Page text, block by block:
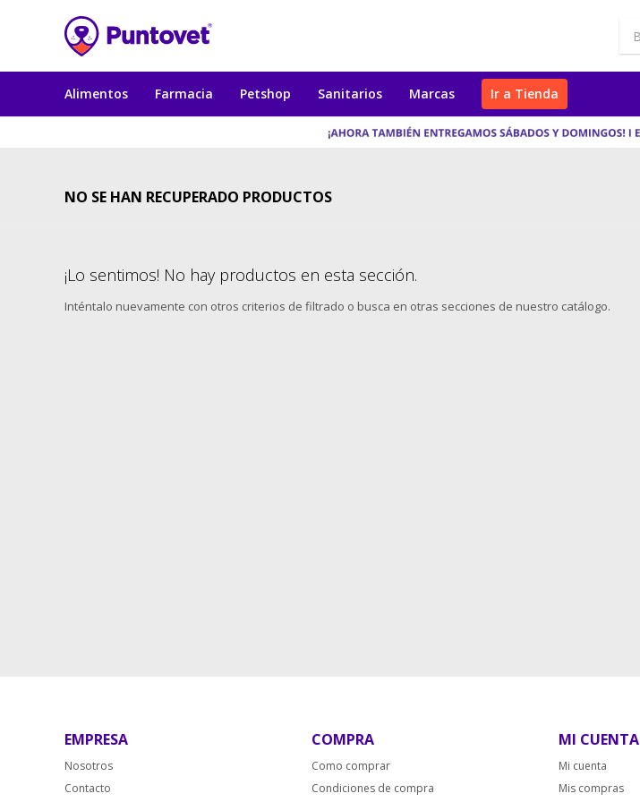
Alimentos Farmacia Petshop Sanitarios Marcas Ir a Tienda
NO SE HAN RECUPERADO PRODUCTOS
¡Lo sentimos! No hay productos en esta sección.
Inténtalo nuevamente con otros criterios de filtrado o busca en otras secciones de nuestro catálogo.
EMPRESA
Nosotros
Contacto
COMPRA
Como comprar
Condiciones de compra
MI CUENTA
Mi cuenta
Mis compras